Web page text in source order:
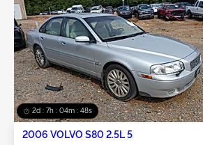
2d : 7h : 04m : 48s
2006 VOLVO S80 2.5L 5